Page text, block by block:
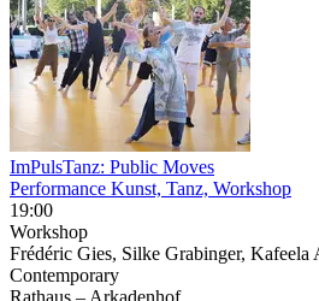
ImPulsTanz: Public Moves
Performance Kunst, Tanz, Workshop
19:00
Workshop
Frédéric Gies, Silke Grabinger, Kafeela
Contemporary
Rathaus – Arkadenhof